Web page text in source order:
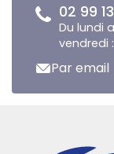
02 99
Du lundi
vendredi
Par email